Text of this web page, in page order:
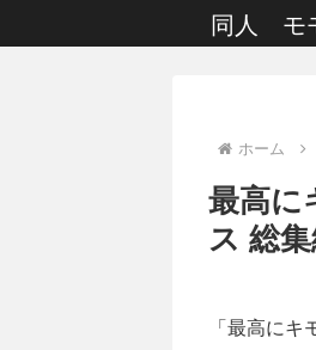
同人 モ
ホーム
最高に
ス 総
「最高に